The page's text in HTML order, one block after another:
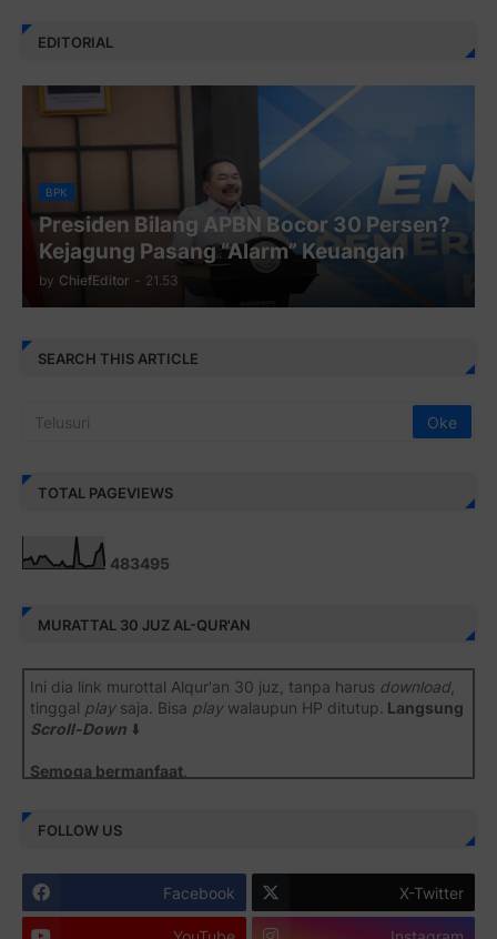
EDITORIAL
BPK
Presiden Bilang APBN Bocor 30 Persen?
Kejagung Pasang “Alarm” Keuangan
by ChiefEditor - 21.53
SEARCH THIS ARTICLE
TOTAL PAGEVIEWS
483495
MURATTAL 30 JUZ AL-QUR'AN
Ini dia link murottal Alqur'an 30 juz, tanpa harus download,
tinggal playsaja. Bisa playwalaupun HP ditutup. Langsung
Scroll-Down ⬇️
Semoga bermanfaat
Juz 1 ⇨
Juz 3 ⇨ http://j.mp/2bFSrtF
FOLLOW US
Facebook X-Twitter